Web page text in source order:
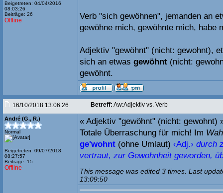
Beigetreten: 04/04/2016
08:03:26
Beiträge: 26
Offline
Verb "sich gewöhnen", jemanden an
gewöhne mich, gewöhnte mich, habe
Adjektiv "gewöhnt" (nicht: gewohnt),
sich an etwas gewöhnt (nicht:
gewöhnt.
16/10/2018 13:06:26 Betreff: Aw:Adjektiv vs. Verb
André (G., R.)
Normal
Beigetreten: 09/07/2018
08:27:57
Beiträge: 15
Offline
« Adjektiv "gewöhnt" (nicht: gewohnt)
Totale Überraschung für mich! Im
ge'wohnt (ohne Umlaut) ‹Adj.› durch
vertraut, zur Gewohnheit geworden,
This message was edited 3 times. Last
13:09:50